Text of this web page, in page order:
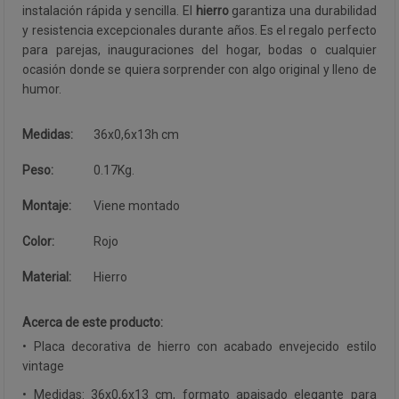
instalación rápida y sencilla. El
hierrogarantiza una durabilidad
y resistencia excepcionales durante años. Es el regalo perfecto
para parejas, inauguraciones del hogar, bodas o cualquier
ocasión donde se quiera sorprender con algo original y lleno de
humor.
Medidas: 36x0,6x13h cm
Peso: 0.17Kg.
Montaje: Viene montado
Color: Rojo
Material: Hierro
Acerca de este producto:
• Placa decorativa de hierro con acabado envejecido estilo
vintage
• Medidas: 36x0,6x13 cm, formato apaisado elegante para